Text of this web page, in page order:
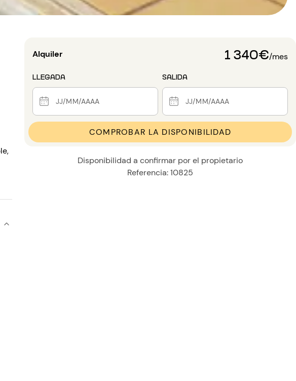
Alquiler 1 340€/mes
LLEGADA SALIDA
COMPROBAR LA DISPONIBILIDAD
Disponibilidad a confirmar por el propietario
Referencia: 10825